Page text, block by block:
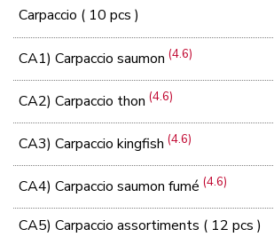
Carpaccio ( 10 pcs )
CA1) Carpaccio saumon(4.6)
CA2) Carpaccio thon(4.6)
CA3) Carpaccio kingfish(4.6)
CA4) Carpaccio saumon fumé(4.6)
CA5) Carpaccio assortiments ( 12 pcs )